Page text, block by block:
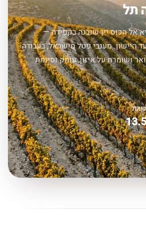
תל
אל הכוס יין שנבנה בקפידה —
היישון. מענבי פטל מישראל, בעבודה
ושומרת על איזון, עומק וסיומת